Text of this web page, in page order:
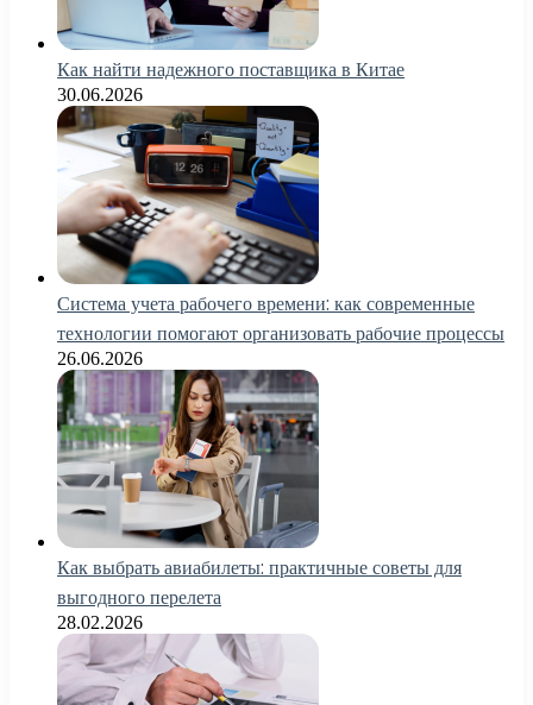
Как найти надежного поставщика в Китае
30.06.2026
Система учета рабочего времени: как современные
технологии помогают организовать рабочие процессы
26.06.2026
Как выбрать авиабилеты: практичные советы для
выгодного перелета
28.02.2026